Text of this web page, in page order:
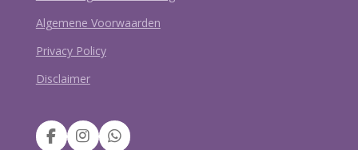
Algemene Voorwaarden
Privacy Policy
Disclaimer
F
I
W